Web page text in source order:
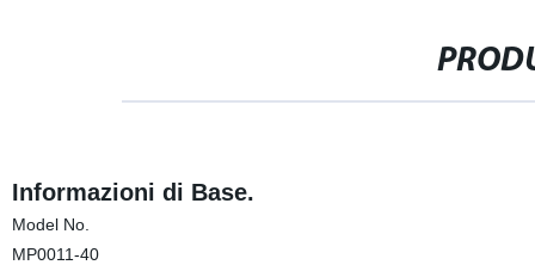
Informazioni di Base.
Model No.
MP0011-40